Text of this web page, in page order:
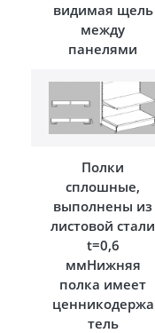
видимая щель
между
панелями
Полки
сплошные,
выполнены из
листовой стали
t=0,6
ммНижняя
полка имеет
ценникодержа
тель